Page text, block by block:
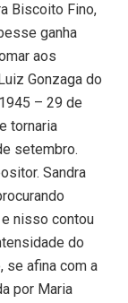
Biscoito Fino,
ganha
aos
Gonzaga do
– 29 de
tornaria
setembro.
Sandra
nisso contou
do
se afina com a
por Maria